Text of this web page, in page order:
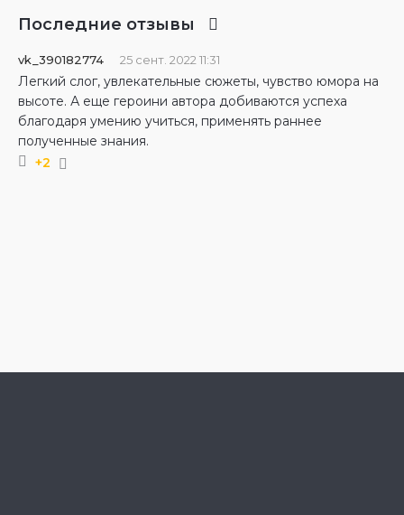
Последние отзывы
vk_390182774 25 сент. 2022 11:31
Легкий слог, увлекательные сюжеты, чувство юмора на
высоте. А еще героини автора добиваются успеха
благодаря умению учиться, применять раннее
полученные знания.
+2